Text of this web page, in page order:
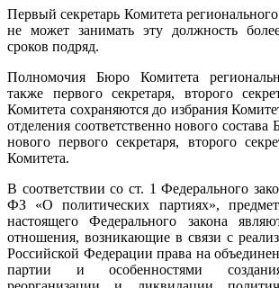
Первый секретарь Комитета
не может занимать эту должность
сроков подряд.
Полномочия Бюро Комитета
также первого секретаря, второго
Комитета сохраняются до избрания
отделения соответственно нового
нового первого секретаря, второго
Комитета.
В соответствии со ст. 1 Федерального
ФЗ «О политических партиях»,
настоящего Федерального закона
отношения, возникающие в связи с
Российской Федерации права на
партии и особенностями